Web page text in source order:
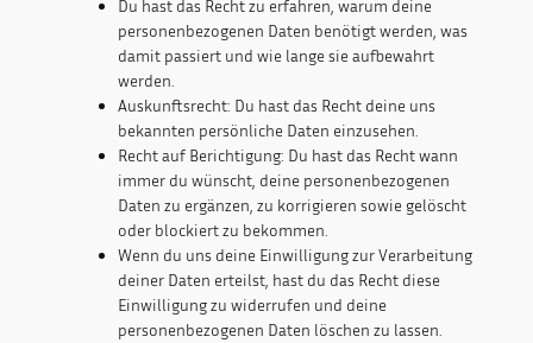
Du hast das Recht zu erfahren, warum deine
personenbezogenen Daten benötigt werden, was
damit passiert und wie lange sie aufbewahrt
werden.
Auskunftsrecht: Du hast das Recht deine uns
bekannten persönliche Daten einzusehen.
Recht auf Berichtigung: Du hast das Recht wann
immer du wünscht, deine personenbezogenen
Daten zu ergänzen, zu korrigieren sowie gelöscht
oder blockiert zu bekommen.
Wenn du uns deine Einwilligung zur Verarbeitung
deiner Daten erteilst, hast du das Recht diese
Einwilligung zu widerrufen und deine
personenbezogenen Daten löschen zu lassen.